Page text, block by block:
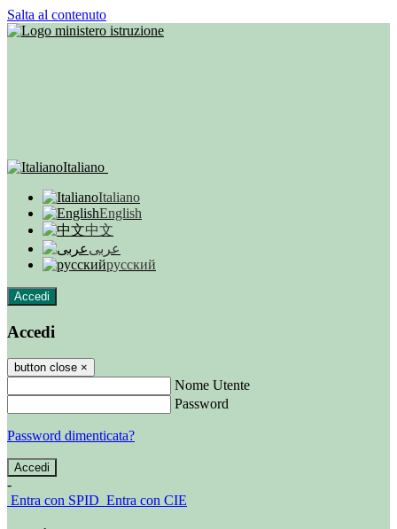
Salta al contenuto
Italiano
Italiano
English
中文
عربى
русский
Accedi
Accedi
button close ×
Nome Utente
Password
Password dimenticata?
-
Entra con SPID Entra con CIE